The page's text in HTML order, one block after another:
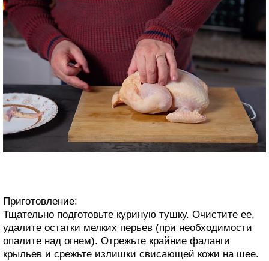
Приготовление:
Тщательно подготовьте куриную тушку. Очистите ее,
удалите остатки мелких перьев (при необходимости
опалите над огнем). Отрежьте крайние фаланги
крыльев и срежьте излишки свисающей кожи на шее.